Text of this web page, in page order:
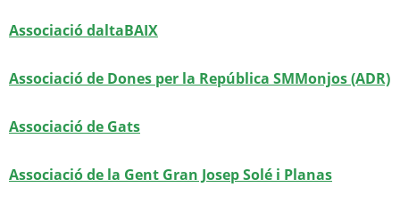
Associació daltaBAIX
Associació de Dones per la República SMMonjos (ADR)
Associació de Gats
Associació de la Gent Gran Josep Solé i Planas